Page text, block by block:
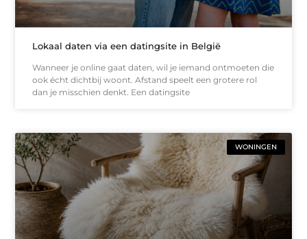
Lokaal daten via een datingsite in België
Wanneer je online gaat daten, wil je iemand ontmoeten die
ook écht dichtbij woont. Afstand speelt een grotere rol
dan je misschien denkt. Een datingsite
WONINGEN